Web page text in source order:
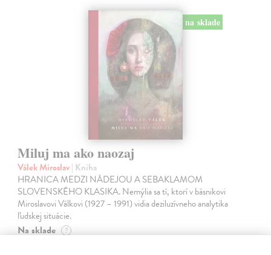
na sklade
Miluj ma ako naozaj
Válek Miroslav| Kniha
HRANICA MEDZI NÁDEJOU A SEBAKLAMOM
SLOVENSKÉHO KLASIKA. Nemýlia sa tí, ktorí v básnikovi
Miroslavovi Válkovi (1927 – 1991) vidia deziluzívneho analytika
ľudskej situácie.
Na sklade ?